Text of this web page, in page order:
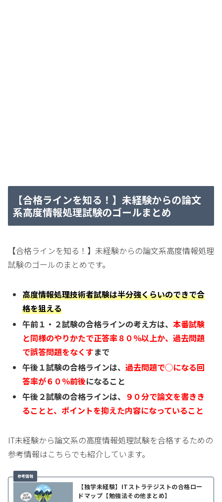
【合格ラインを知る！】未経験からの論文
系高度情報処理試験のゴールまとめ
【合格ラインを知る！】未経験からの論文系高度情報処理
試験のゴールのまとめです。
高度情報処理技術者試験は半分強くらいのできで合
格を狙える
午前１・２試験の合格ラインの考え方は、本番試験
と同様のやりかたで正答率８０％以上か、過去問題
で誤答問題をなくすまで
午後１試験の合格ラインは、過去問題で◯になる回
答率が６０％前後になること
午後２試験の合格ラインは、 ９０分で論文を書きき
ることと、ポイントを抑えた内容になっていること
IT未経験から論文系の高度情報処理試験を合格するための
参考情報はこちらでも紹介しています。
【独学未経験】ITストラテジストの合格ロー
ドマップ【勉強法その他まとめ】